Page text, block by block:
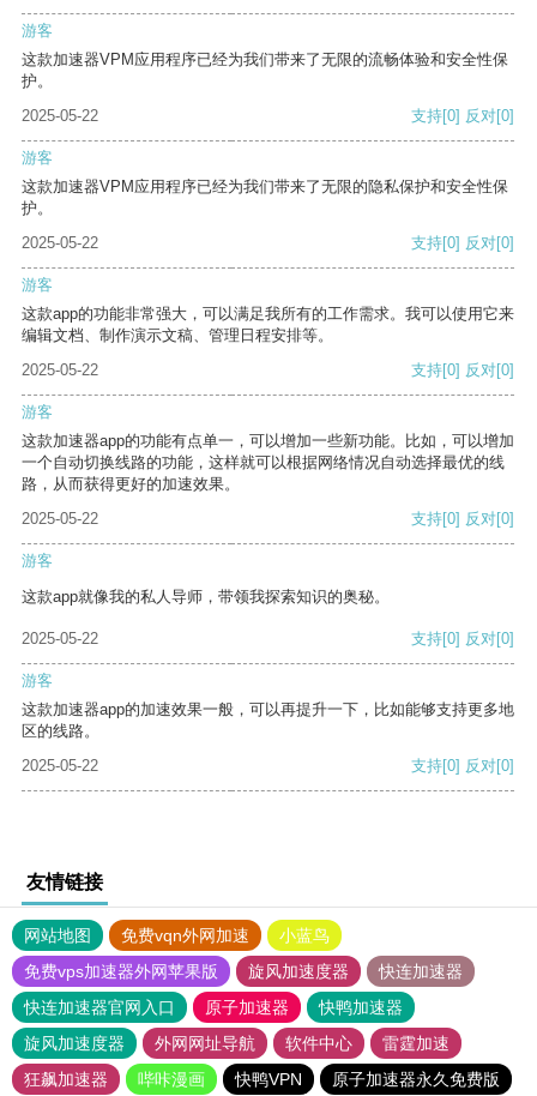
游客
这款加速器VPM应用程序已经为我们带来了无限的流畅体验和安全性保
护。
2025-05-22
支持[0] 反对[0]
游客
这款加速器VPM应用程序已经为我们带来了无限的隐私保护和安全性保
护。
2025-05-22
支持[0] 反对[0]
游客
这款app的功能非常强大，可以满足我所有的工作需求。我可以使用它来
编辑文档、制作演示文稿、管理日程安排等。
2025-05-22
支持[0] 反对[0]
游客
这款加速器app的功能有点单一，可以增加一些新功能。比如，可以增加
一个自动切换线路的功能，这样就可以根据网络情况自动选择最优的线
路，从而获得更好的加速效果。
2025-05-22
支持[0] 反对[0]
游客
这款app就像我的私人导师，带领我探索知识的奥秘。
2025-05-22 支持[0] 反对[0]
游客
这款加速器app的加速效果一般，可以再提升一下，比如能够支持更多地
区的线路。
2025-05-22
支持[0] 反对[0]
友情链接
网站地图 免费vqn外网加速
小蓝鸟
免费vps加速器外网苹果版
旋风加速度器
快连加速器
快连加速器官网入口
原子加速器
快鸭加速器
旋风加速度器
外网网址导航 软件中心
雷霆加速
狂飙加速器
哔咔漫画 快鸭VPN 原子加速器永久免费版